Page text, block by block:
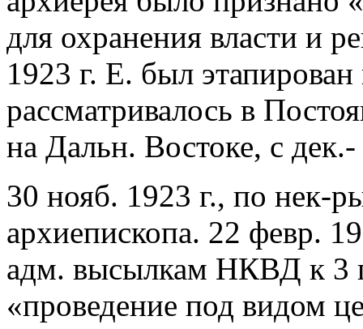
для охранения власти и
1923 г. Е. был
рассматривалось в
на Дальн. Востоке, с
30 нояб. 1923 г., по нек-
архиепископа. 22 февр.
адм. высылкам НКВД к 3
«проведение под видом